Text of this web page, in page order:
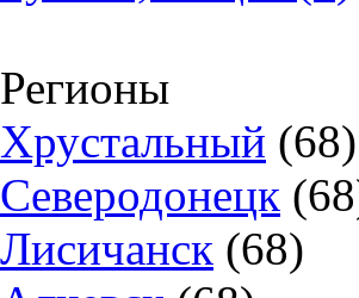
Регионы
Хрустальный (68)
Северодонецк
Лисичанск (68)